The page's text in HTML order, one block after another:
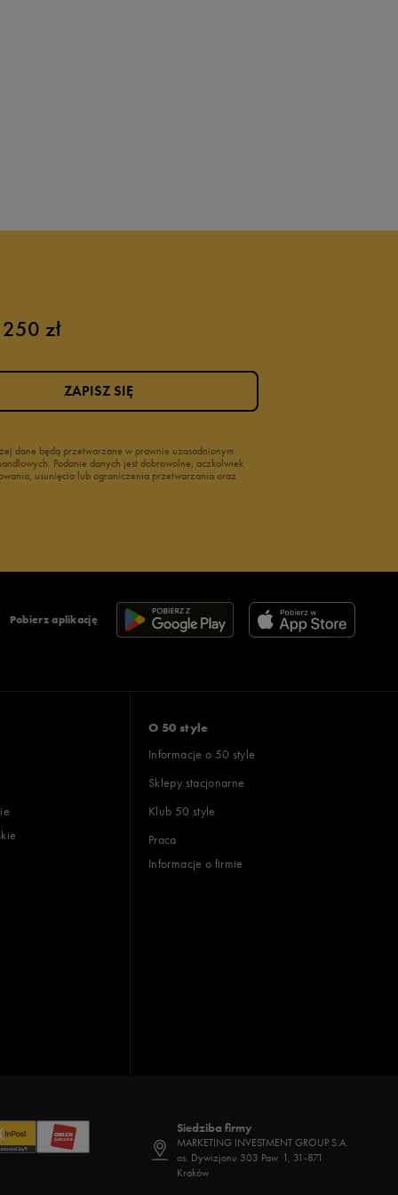
zł
dane będą przetwarzane w prawnie uzasadnionym
Podanie danych jest dobrowolne, aczkolwiek
usunięcia lub ograniczenia przetwarzania oraz
ZAPISZ SIĘ
Pobierz aplikację
O 50 style
Informacje o 50 style
Sklepy stacjonarne
Klub 50 style
Praca
Informacje o firmie
Siedziba firmy
MARKETING INVESTMENT GROUP S.A.
os. Dywizjonu 303 Paw. 1, 31-871
Kraków